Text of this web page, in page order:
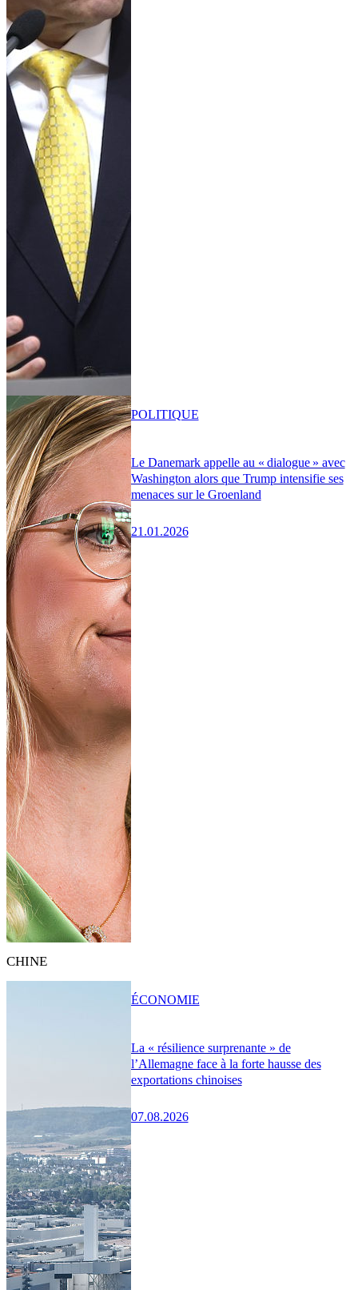
Le Danemark appelle au « dialogue » avec
Washington alors que Trump intensifie ses
menaces sur le Groenland
21.01.2026
POLITIQUE
CHINE
La « résilience surprenante » de
l’Allemagne face à la forte hausse des
exportations chinoises
07.08.2026
ÉCONOMIE